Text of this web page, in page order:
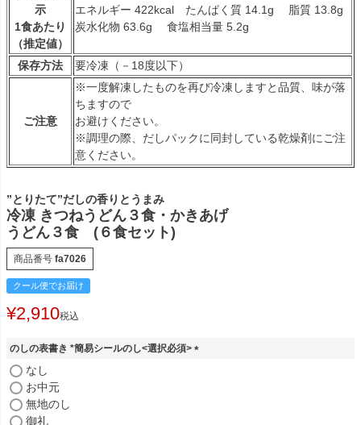
示
1食あたり
（推定値）
エネルギー 422kcal たんぱく質 14.1g 脂質 13.8g
炭水化物 63.6g 食塩相当量 5.2g
保存方法 要冷凍（－18度以下）
ご注意
※一度解凍したものを再び冷凍しますと品質、味が落
ちますので
お避けください。
※調理の際、だしパックに同封している乾燥剤にご注
意ください。
”とりたて”だしの香りとうまみ
冷凍 きつねうどん３食・かきあげ
うどん３食 (６食セット)
商品番号 fa7026
クール便でお届け
¥2,910税込
のしの表書き *簡易シールのし<選択必須>
なし
お中元
無地のし
御礼